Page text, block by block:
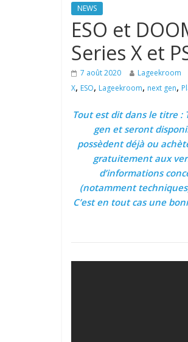
NEWS
ESO et
Series X et
7 août 2020 Lageekroom
X, ESO, Lageekroom, next gen,
Tout est dit dans le titre :
gen et seront
possèdent déjà ou
gratuitement aux
d’informations
(notamment
C’est en tout cas une